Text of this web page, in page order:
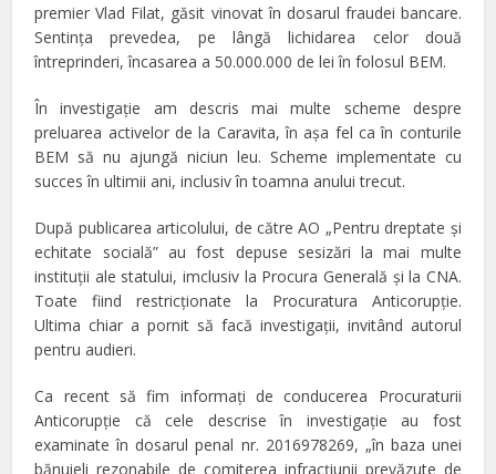
premier Vlad Filat, găsit vinovat în dosarul fraudei bancare.
Sentinţa prevedea, pe lângă lichidarea celor două
întreprinderi, încasarea a 50.000.000 de lei în folosul BEM.
În investigaţie am descris mai multe scheme despre
preluarea activelor de la Caravita, în aşa fel ca în conturile
BEM să nu ajungă niciun leu. Scheme implementate cu
succes în ultimii ani, inclusiv în toamna anului trecut.
După publicarea articolului, de către AO „Pentru dreptate şi
echitate socială” au fost depuse sesizări la mai multe
instituţii ale statului, imclusiv la Procura Generală şi la CNA.
Toate fiind restricţionate la Procuratura Anticorupţie.
Ultima chiar a pornit să facă investigaţii, invitând autorul
pentru audieri.
Ca recent să fim informaţi de conducerea Procuraturii
Anticorupţie că cele descrise în investigaţie au fost
examinate în dosarul penal nr. 2016978269, „în baza unei
bănuieli rezonabile de comiterea infracţiunii prevăzute de